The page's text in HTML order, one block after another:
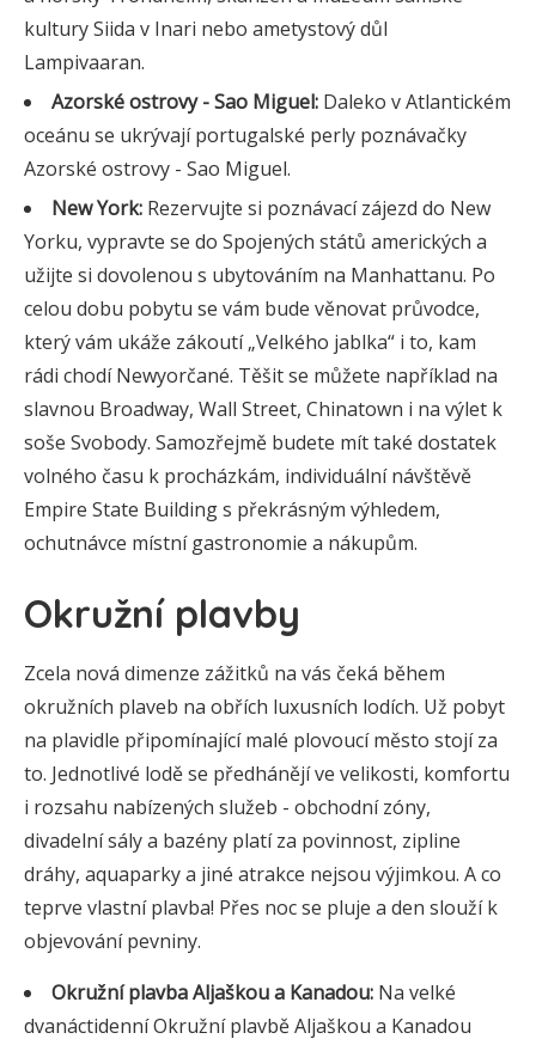
kultury Siida v Inari nebo ametystový důl
Lampivaaran.
Azorské ostrovy - Sao Miguel: Daleko v Atlantickém
oceánu se ukrývají portugalské perly poznávačky
Azorské ostrovy - Sao Miguel.
New York: Rezervujte si poznávací zájezd do New
Yorku, vypravte se do Spojených států amerických a
užijte si dovolenou s ubytováním na Manhattanu. Po
celou dobu pobytu se vám bude věnovat průvodce,
který vám ukáže zákoutí „Velkého jablka“ i to, kam
rádi chodí Newyorčané. Těšit se můžete například na
slavnou Broadway, Wall Street, Chinatown i na výlet k
soše Svobody. Samozřejmě budete mít také dostatek
volného času k procházkám, individuální návštěvě
Empire State Building s překrásným výhledem,
ochutnávce místní gastronomie a nákupům.
Okružní plavby
Zcela nová dimenze zážitků na vás čeká během
okružních plaveb na obřích luxusních lodích. Už pobyt
na plavidle připomínající malé plovoucí město stojí za
to. Jednotlivé lodě se předhánějí ve velikosti, komfortu
i rozsahu nabízených služeb - obchodní zóny,
divadelní sály a bazény platí za povinnost, zipline
dráhy, aquaparky a jiné atrakce nejsou výjimkou. A co
teprve vlastní plavba! Přes noc se pluje a den slouží k
objevování pevniny.
Okružní plavba Aljaškou a Kanadou: Na velké
dvanáctidenní Okružní plavbě Aljaškou a Kanadou